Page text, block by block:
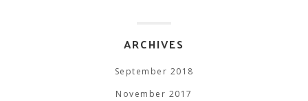
ARCHIVES
September 2018
November 2017